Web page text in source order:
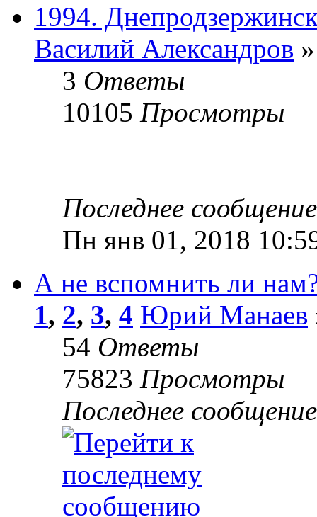
1994.
Василий Александров
3 Ответы
10105 Просмотры
Последнее
Пн янв 01, 2018
А не вспомнить ли
1, 2, 3, 4 Юрий Манаев
54 Ответы
75823 Просмотры
Последнее